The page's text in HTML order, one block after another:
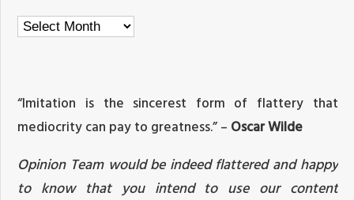
Archives
“Imitation is the sincerest form of flattery that
mediocrity can pay to greatness.” – Oscar Wilde
Opinion Team would be indeed flattered and happy
to know that you intend to use our content